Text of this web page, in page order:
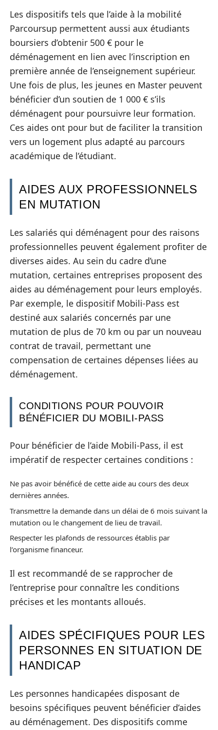
Les dispositifs tels que l’aide à la mobilité
Parcoursup permettent aussi aux étudiants
boursiers d’obtenir 500 € pour le
déménagement en lien avec l’inscription en
première année de l’enseignement supérieur.
Une fois de plus, les jeunes en Master peuvent
bénéficier d’un soutien de 1 000 € s’ils
déménagent pour poursuivre leur formation.
Ces aides ont pour but de faciliter la transition
vers un logement plus adapté au parcours
académique de l’étudiant.
AIDES AUX PROFESSIONNELS
EN MUTATION
Les salariés qui déménagent pour des raisons
professionnelles peuvent également profiter de
diverses aides. Au sein du cadre d’une
mutation, certaines entreprises proposent des
aides au déménagement pour leurs employés.
Par exemple, le dispositif Mobili-Pass est
destiné aux salariés concernés par une
mutation de plus de 70 km ou par un nouveau
contrat de travail, permettant une
compensation de certaines dépenses liées au
déménagement.
CONDITIONS POUR POUVOIR
BÉNÉFICIER DU MOBILI-PASS
Pour bénéficier de l’aide Mobili-Pass, il est
impératif de respecter certaines conditions :
Ne pas avoir bénéficé de cette aide au cours des deux
dernières années.
Transmettre la demande dans un délai de 6 mois suivant la
mutation ou le changement de lieu de travail.
Respecter les plafonds de ressources établis par
l’organisme financeur.
Il est recommandé de se rapprocher de
l’entreprise pour connaître les conditions
précises et les montants alloués.
AIDES SPÉCIFIQUES POUR LES
PERSONNES EN SITUATION DE
HANDICAP
Les personnes handicapées disposant de
besoins spécifiques peuvent bénéficier d’aides
au déménagement. Des dispositifs comme